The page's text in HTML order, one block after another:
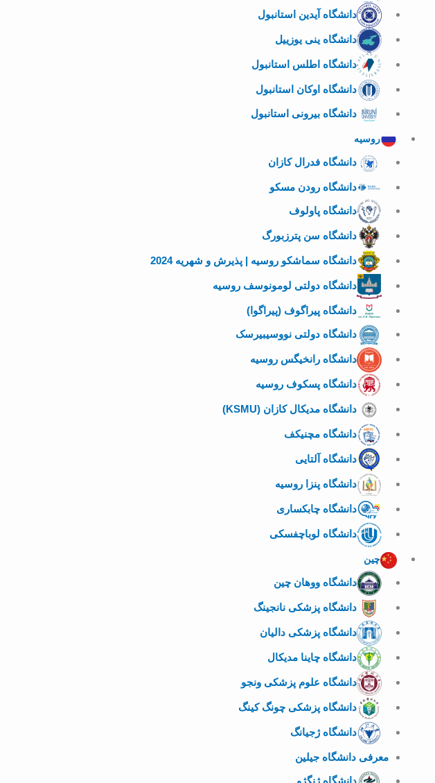
دانشگاه آیدین استانبول
دانشگاه ینی یوزییل
دانشگاه اطلس استانبول
دانشگاه اوکان استانبول
دانشگاه بیرونی استانبول
روسیه
دانشگاه فدرال کازان
دانشگاه رودن مسکو
دانشگاه پاولوف
دانشگاه سن پترزبورگ
دانشگاه سماشکو روسیه | پذیرش و شهریه 2024
دانشگاه دولتی لومونوسف روسیه
دانشگاه پیراگوف (پیراگوا)
دانشگاه دولتی نووسیبیرسک
دانشگاه رانخیگس روسیه
دانشگاه پسکوف روسیه
دانشگاه مدیکال کازان (KSMU)
دانشگاه مچنیکف
دانشگاه آلتایی
دانشگاه پنزا روسیه
دانشگاه چابکساری
دانشگاه لوباچفسکی
چین
دانشگاه ووهان چین
دانشگاه پزشکی نانجینگ
دانشگاه پزشکی دالیان
دانشگاه چاینا مدیکال
دانشگاه علوم پزشکی ونجو
دانشگاه پزشکی چونگ کینگ
دانشگاه ژجیانگ
معرفی دانشگاه جیلین